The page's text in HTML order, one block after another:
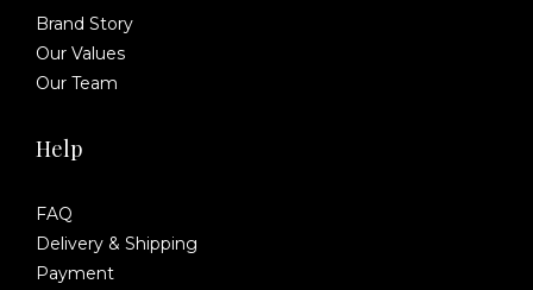
Brand Story
Our Values
Our Team
Help
FAQ
Delivery & Shipping
Payment